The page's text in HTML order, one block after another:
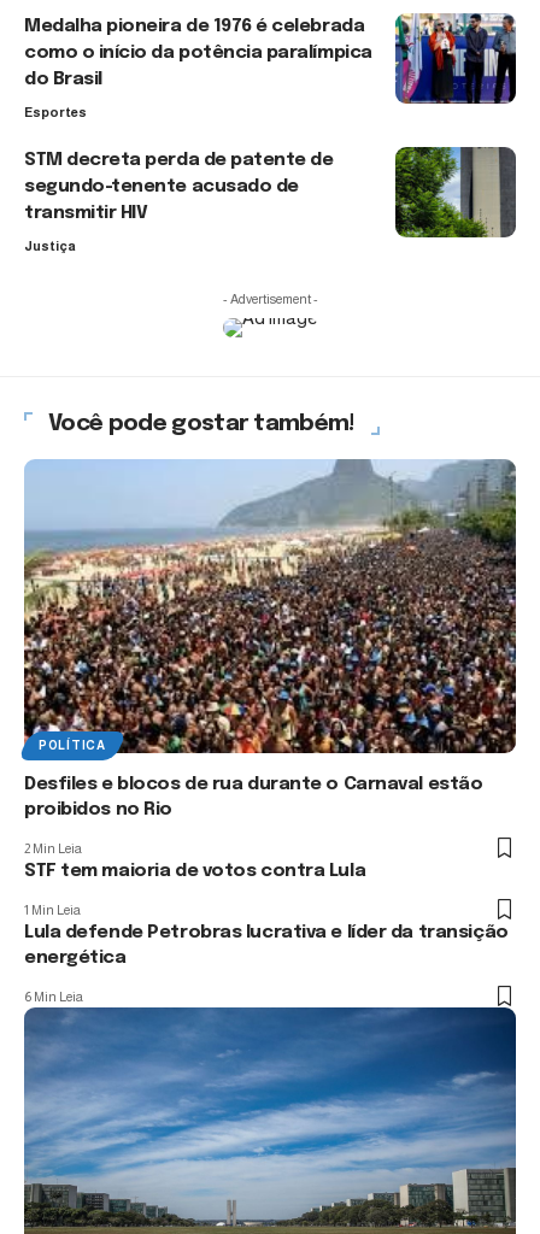
Medalha pioneira de 1976 é celebrada
como o início da potência paralímpica
do Brasil
Esportes
STM decreta perda de patente de
segundo-tenente acusado de
transmitir HIV
Justiça
- Advertisement -
Você pode gostar também!
POLÍTICA
Desfiles e blocos de rua durante o Carnaval estão
proibidos no Rio
2 Min Leia
STF tem maioria de votos contra Lula
1 Min Leia
Lula defende Petrobras lucrativa e líder da transição
energética
6 Min Leia